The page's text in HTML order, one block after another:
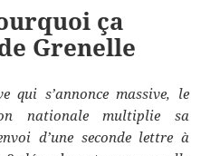
ça
Grenelle
qui s’annonce massive, le
nationale multiplie sa
d’une seconde lettre à